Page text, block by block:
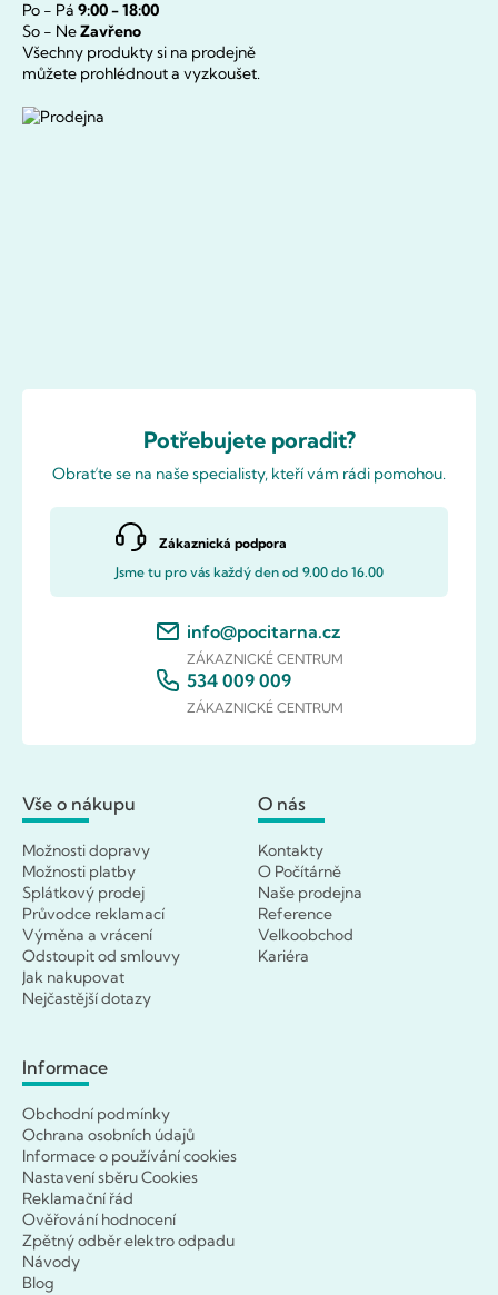
Po - Pá 9:00 - 18:00
So - NeZavřeno
Všechny produkty si na prodejně
můžete prohlédnout a vyzkoušet.
Potřebujete poradit?
Obraťte se na naše specialisty, kteří vám rádi pomohou.
Zákaznická podpora
Jsme tu pro vás každý den od 9.00 do 16.00
info@pocitarna.cz
ZÁKAZNICKÉ CENTRUM
534 009 009
ZÁKAZNICKÉ CENTRUM
Vše o nákupu
Možnosti dopravy
Možnosti platby
Splátkový prodej
Průvodce reklamací
Výměna a vrácení
Odstoupit od smlouvy
Jak nakupovat
Nejčastější dotazy
O nás
Kontakty
O Počítárně
Naše prodejna
Reference
Velkoobchod
Kariéra
Informace
Obchodní podmínky
Ochrana osobních údajů
Informace o používání cookies
Nastavení sběru Cookies
Reklamační řád
Ověřování hodnocení
Zpětný odběr elektro odpadu
Návody
Blog